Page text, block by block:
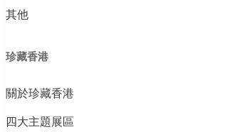
其他
珍藏香港
關於珍藏香港
四大主題展區